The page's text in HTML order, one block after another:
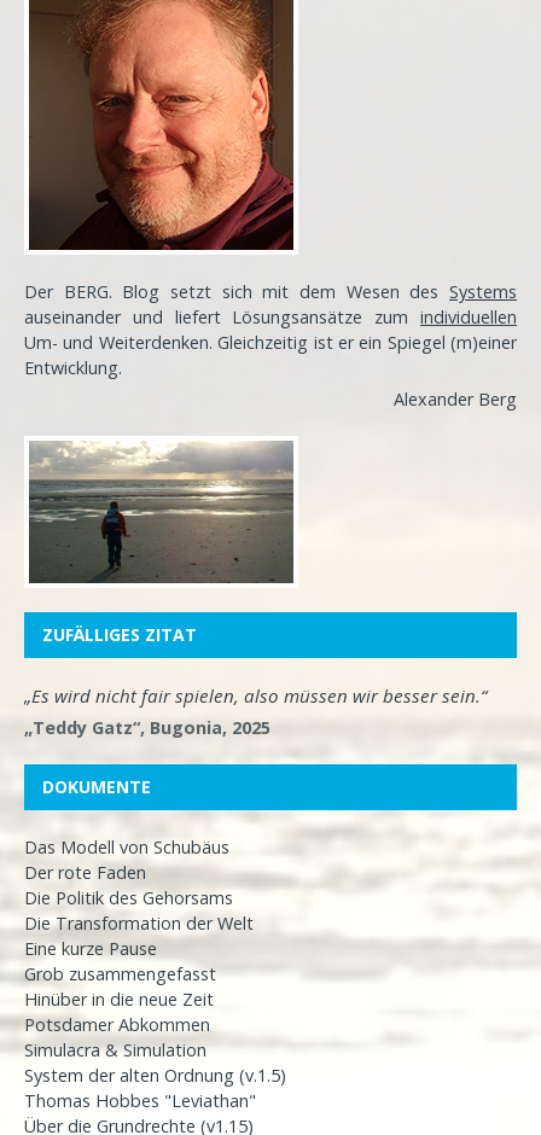
Der BERG. Blog setzt sich mit dem Wesen des Systems
auseinander und liefert Lösungsansätze zum individuellen
Um- und Weiterdenken. Gleichzeitig ist er ein Spiegel (m)einer
Entwicklung.
Alexander Berg
ZUFÄLLIGES ZITAT
„Es wird nicht fair spielen, also müssen wir besser sein.“
„Teddy Gatz“, Bugonia, 2025
DOKUMENTE
Das Modell von Schubäus
Der rote Faden
Die Politik des Gehorsams
Die Transformation der Welt
Eine kurze Pause
Grob zusammengefasst
Hinüber in die neue Zeit
Potsdamer Abkommen
Simulacra & Simulation
System der alten Ordnung (v.1.5)
Thomas Hobbes "Leviathan"
Über die Grundrechte (v1.15)